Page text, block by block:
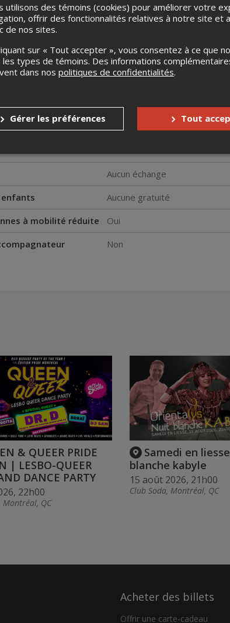
réduite: Les places disponibles pour les
pour nous aviser de votre situation, notre
et préalablement aviser le personnel d’accueil.
accréditationKérouldepuis 2024.
en formule cabaret, le public sera assis.
Aucun échange
Aucune gratuité
à mobilité réduite
Oui
Non
& QUEER PRIDE
| LESBO-QUEER
DANCE PARTY
22h00
Montréal, QC
Samedi en
blanche kabyle
15 août 2026, 21h00
Club Soda, Montréal, QC
Acheter des billets
Offrir une carte-cadeau
utilisons des témoins (cookies) pour améliorer votre
offrir des fonctionnalités relatives à notre site et
de nos sites.
sur « Tout accepter », vous consentez à ce que
les types de témoins. Des informations
dans nos politiques de confidentialités.
Gérer les préférences Tout